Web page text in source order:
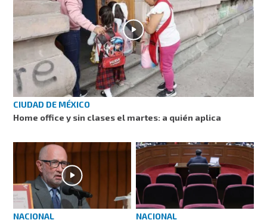
CIUDAD DE MÉXICO
Home office y sin clases el martes: a quién aplica
NACIONAL
NACIONAL